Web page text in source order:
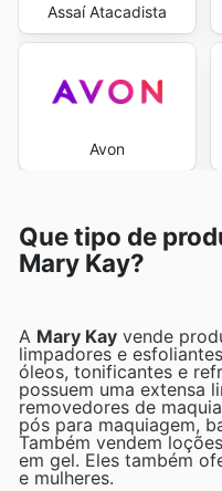
Assaí Atacadista
Avon
Que tipo de
Mary Kay?
A Mary Kay vende
limpadores e
óleos, tonificantes e
possuem uma extensa
removedores de
pós para maquiagem,
Também vendem
em gel. Eles também
e mulheres.